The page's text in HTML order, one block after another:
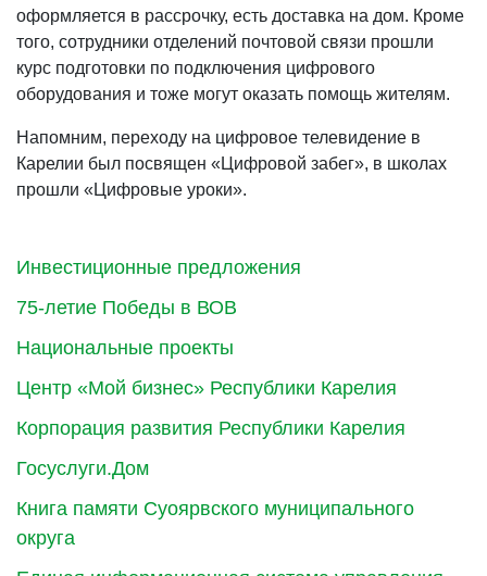
Инвестиционные предложения
75-летие Победы в ВОВ
Национальные проекты
Центр «Мой бизнес» Республики Карелия
Корпорация развития Республики Карелия
Госуслуги.Дом
Книга памяти Суоярвского муниципального
округа
оформляется в рассрочку, есть доставка на дом. Кроме
того, сотрудники отделений почтовой связи прошли
курс подготовки по подключения цифрового
оборудования и тоже могут оказать помощь жителям.
Напомним, переходу на цифровое телевидение в
Карелии был посвящен «Цифровой забег», в школах
прошли «Цифровые уроки».